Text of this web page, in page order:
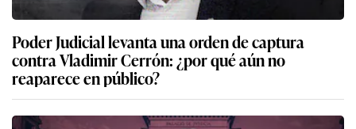
Poder Judicial levanta una orden de captura
contra Vladimir Cerrón: ¿por qué aún no
reaparece en público?